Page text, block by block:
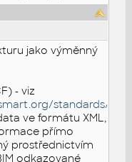
jako výměnný
- viz
standards/bcf/
ve formátu XML,
přímo
prostřednictvím
odkazované